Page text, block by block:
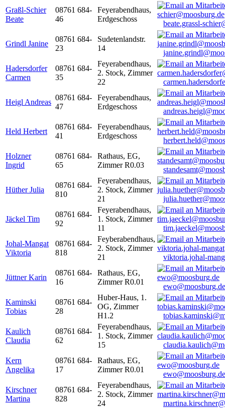
Graßl-Schier
Beate
08761 684-
46
Feyerabendhaus,
Erdgeschoss
beate.grassl-
Grindl Janine
08761 684-
23
Sudetenlandstr.
14
Hadersdorfer
Carmen
08761 684-
35
Feyerabendhaus,
2. Stock, Zimmer
22
Heigl Andreas
08761 684-
47
Feyerabendhaus,
Erdgeschoss
Held Herbert
08761 684-
41
Feyerabendhaus,
Erdgeschoss
Holzner
Ingrid
08761 684-
65
Rathaus, EG,
Zimmer R0.03
Hüther Julia
08761 684-
810
Feyerabendhaus,
2. Stock, Zimmer
21
Jäckel Tim
08761 684-
92
Feyerabendhaus,
1. Stock, Zimmer
11
Johal-Mangat
Viktoria
08761 684-
818
Feyberabendhaus,
2. Stock, Zimmer
21
viktoria.johal-
Jüttner Karin
08761 684-
16
Rathaus, EG,
Zimmer R0.01
ewo@moosburg.de
Kaminski
Tobias
08761 684-
28
Huber-Haus, 1.
OG, Zimmer
H1.2
Kaulich
Claudia
08761 684-
62
Feyerabendhaus,
1. Stock, Zimmer
15
Kern
Angelika
08761 684-
17
Rathaus, EG,
Zimmer R0.01
ewo@moosburg.de
Kirschner
Martina
08761 684-
828
Feyerabendhaus,
2. Stock, Zimmer
24